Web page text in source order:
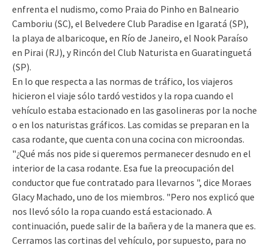
enfrenta el nudismo, como Praia do Pinho en Balneario
Camboriu (SC), el Belvedere Club Paradise en Igaratá (SP),
la playa de albaricoque, en Río de Janeiro, el Nook Paraíso
en Pirai (RJ), y Rincón del Club Naturista en Guaratinguetá
(SP).
En lo que respecta a las normas de tráfico, los viajeros
hicieron el viaje sólo tardó vestidos y la ropa cuando el
vehículo estaba estacionado en las gasolineras por la noche
o en los naturistas gráficos. Las comidas se preparan en la
casa rodante, que cuenta con una cocina con microondas.
"¿Qué más nos pide si queremos permanecer desnudo en el
interior de la casa rodante. Esa fue la preocupación del
conductor que fue contratado para llevarnos ", dice Moraes
Glacy Machado, uno de los miembros. "Pero nos explicó que
nos llevó sólo la ropa cuando está estacionado. A
continuación, puede salir de la bañera y de la manera que es.
Cerramos las cortinas del vehículo, por supuesto, para no